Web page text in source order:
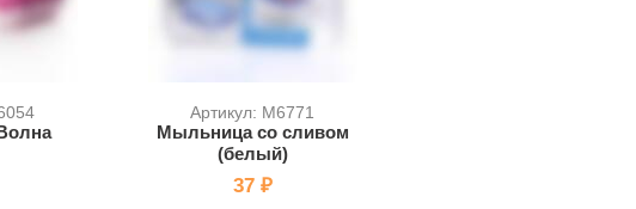
Артикул: M6771
Мыльница со сливом
(белый)
37 ₽